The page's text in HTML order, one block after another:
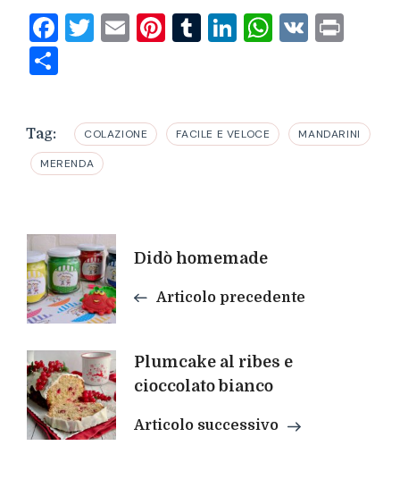
Facebook
Twitter
EmailPinterest
Tumblr
LinkedIn
VK
Tag: COLAZIONE FACILE E VELOCE MANDARINI
MERENDA
Navigazione
articoli
Didò homemade
Articolo precedente
Plumcake al ribes e
cioccolato bianco
Articolo successivo